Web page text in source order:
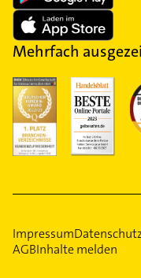
Mehrfach
Impressum
AGBInhalte melden